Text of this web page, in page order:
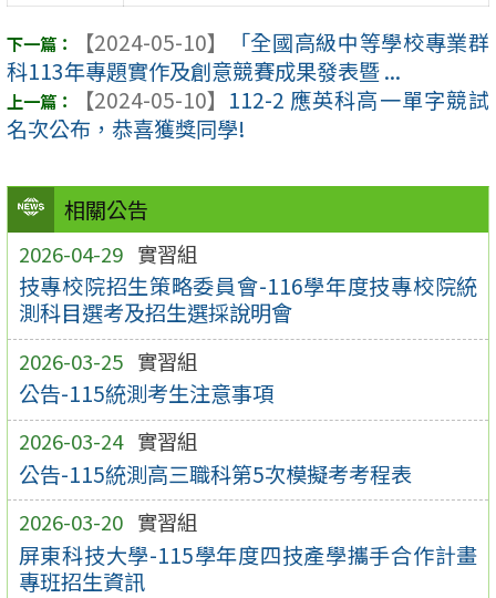
相關公告
2026-04-29 實習組
技專校院招生策略委員會-116學年度技專校院統
測科目選考及招生選採說明會
2026-03-25 實習組
公告-115統測考生注意事項
2026-03-24 實習組
公告-115統測高三職科第5次模擬考考程表
2026-03-20 實習組
屏東科技大學-115學年度四技產學攜手合作計畫
專班招生資訊
【2024-05-10】
「全國高級中等學校專業群
科113年專題實作及創意競賽成果發表暨 ...
【2024-05-10】 112-2 應英科高一單字競試
名次公布，恭喜獲獎同學!